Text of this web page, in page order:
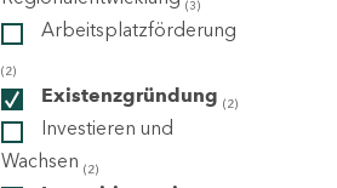
(3)
Arbeitsplatzförderung
(2)
Existenzgründung (2)
Investieren und
Wachsen (2)